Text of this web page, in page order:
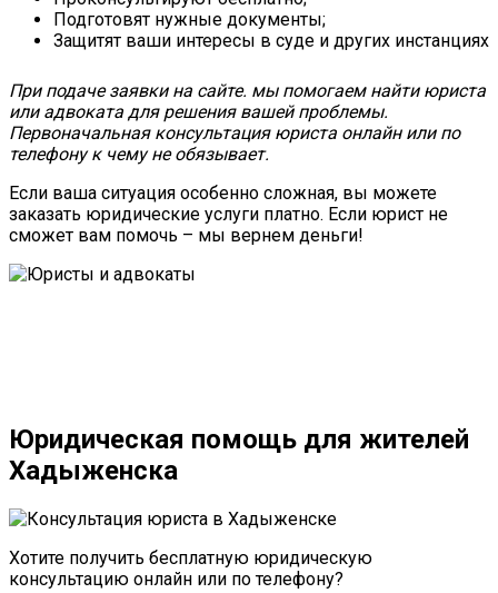
Подготовят нужные документы;
Защитят ваши интересы в суде и других инстанциях
При подаче заявки на сайте. мы помогаем найти юриста
или адвоката для решения вашей проблемы.
Первоначальная консультация юриста онлайн или по
телефону к чему не обязывает.
Если ваша ситуация особенно сложная, вы можете
заказать юридические услуги платно. Если юрист не
сможет вам помочь – мы вернем деньги!
Юридическая помощь для жителей
Хадыженска
Хотите получить бесплатную юридическую
консультацию онлайн или по телефону?